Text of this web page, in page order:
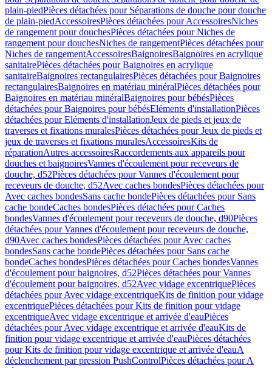
plain-piedPièces détachées pour Séparations de douche pour douche
de plain-piedAccessoiresPièces détachées pour AccessoiresNiches
de rangement pour douchesPièces détachées pour Niches de
rangement pour douchesNiches de rangementPièces détachées pour
Niches de rangementAccessoiresBaignoiresBaignoires en acrylique
sanitairePièces détachées pour Baignoires en acrylique
sanitaireBaignoires rectangulairesPièces détachées pour Baignoires
rectangulairesBaignoires en matériau minéralPièces détachées pour
Baignoires en matériau minéralBaignoires pour bébésPièces
détachées pour Baignoires pour bébésEléments d'installationPièces
détachées pour Eléments d'installationJeux de pieds et jeux de
traverses et fixations muralesPièces détachées pour Jeux de pieds et
jeux de traverses et fixations muralesAccessoiresKits de
réparationAutres accessoiresRaccordements aux appareils pour
douches et baignoiresVannes d'écoulement pour receveurs de
douche, d52Pièces détachées pour Vannes d'écoulement pour
receveurs de douche, d52Avec caches bondesPièces détachées pour
Avec caches bondesSans cache bondePièces détachées pour Sans
cache bondeCaches bondesPièces détachées pour Caches
bondesVannes d'écoulement pour receveurs de douche, d90Pièces
détachées pour Vannes d'écoulement pour receveurs de douche,
d90Avec caches bondesPièces détachées pour Avec caches
bondesSans cache bondePièces détachées pour Sans cache
bondeCaches bondesPièces détachées pour Caches bondesVannes
d'écoulement pour baignoires, d52Pièces détachées pour Vannes
d'écoulement pour baignoires, d52Avec vidage excentriquePièces
détachées pour Avec vidage excentriqueKits de finition pour vidage
excentriquePièces détachées pour Kits de finition pour vidage
excentriqueAvec vidage excentrique et arrivée d'eauPièces
détachées pour Avec vidage excentrique et arrivée d'eauKits de
finition pour vidage excentrique et arrivée d'eauPièces détachées
pour Kits de finition pour vidage excentrique et arrivée d'eauA
déclenchement par pression PushControlPièces détachées pour A